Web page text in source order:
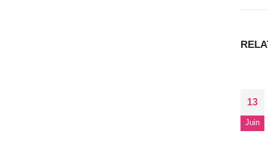
13
Juin